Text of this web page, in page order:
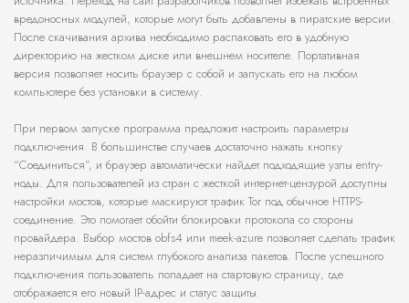
вредоносных модулей, которые могут быть добавлены в пиратские версии.
После скачивания архива необходимо распаковать его в удобную
директорию на жестком диске или внешнем носителе. Портативная
версия позволяет носить браузер с собой и запускать его на любом
компьютере без установки в систему.
При первом запуске программа предложит настроить параметры
подключения. В большинстве случаев достаточно нажать кнопку
“Соединиться”, и браузер автоматически найдет подходящие узлы entry-
ноды. Для пользователей из стран с жесткой интернет-цензурой доступны
настройки мостов, которые маскируют трафик Tor под обычное HTTPS-
соединение. Это помогает обойти блокировки протокола со стороны
провайдера. Выбор мостов obfs4 или meek-azure позволяет сделать трафик
неразличимым для систем глубокого анализа пакетов. После успешного
подключения пользователь попадает на стартовую страницу, где
отображается его новый IP-адрес и статус защиты.